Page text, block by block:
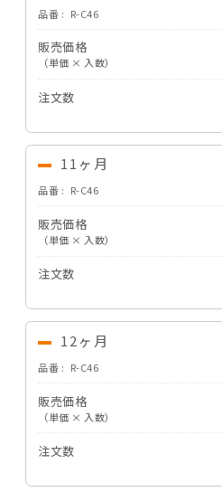
品番 R-C46
販売価格
（単価 × 入数）
注文数
11ヶ月
品番 R-C46
販売価格
（単価 × 入数）
注文数
12ヶ月
品番 R-C46
販売価格
（単価 × 入数）
注文数